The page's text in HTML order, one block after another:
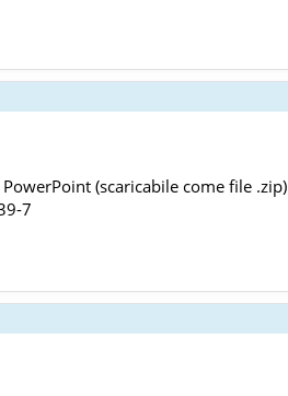
(scaricabile come file .zip)
7